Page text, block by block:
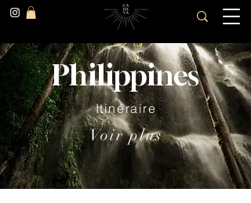
Philippines
Itinéraire
Voir plus